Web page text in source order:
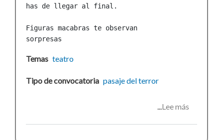
has de llegar al final.
Figuras macabras te observan
sorpresas
Temas teatro
Tipo de convocatoria pasaje del terror
Lee más